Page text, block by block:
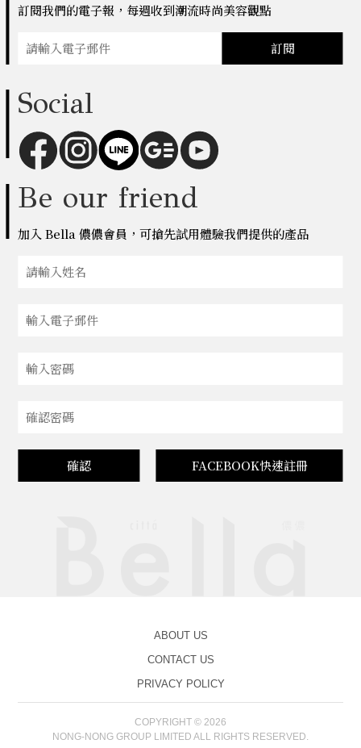
訂閱我們的電子報，每週收到潮流時尚美容觀點
訂閱
Social
Be our friend
加入 Bella 儂儂會員，可搶先試用體驗我們提供的產品
確認 FACEBOOK快速註冊
ABOUT US
CONTACT US
PRIVACY POLICY
COPYRIGHT © 2026
NONG-NONG GROUP LIMITED ALL RIGHTS RESERVED.